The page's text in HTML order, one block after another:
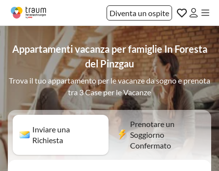
Diventa un ospite
Appartamenti vacanza per famiglie In Foresta
del Pinzgau
Trova il tuo appartamento per le vacanze da sogno e prenota
tra 3 Case per le Vacanze
Inviare una
Richiesta
Prenotare un
Soggiorno
Confermato